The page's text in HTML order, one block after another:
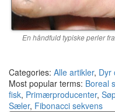
En håndfuld typiske perler
Categories: Alle artikler, Dyr
Most popular terms: Boreal
fisk, Primærproducenter,
Sæler, Fibonacci sekvens